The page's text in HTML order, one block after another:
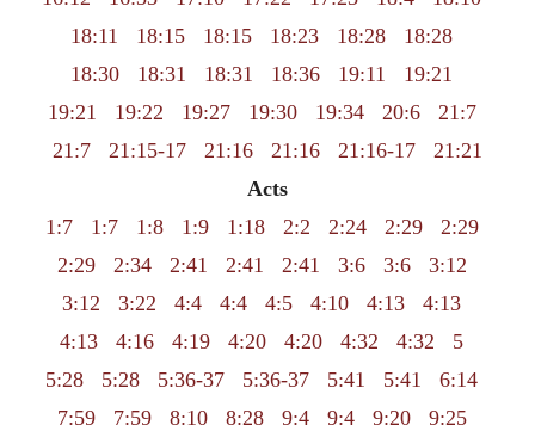
18:11
18:15 18:15 18:23 18:28
18:28
18:30
18:31 18:31 18:36 19:11
19:21
19:21
19:22 19:27 19:30 19:34 20:6
21:7
21:7
21:15-17 21:16 21:16 21:16-17
21:21
Acts
1:7
1:7 1:8 1:9 1:18 2:2 2:24 2:29
2:29
2:29
2:34 2:41 2:41 2:41 3:6 3:6
3:12
3:12
3:22 4:4 4:4 4:5 4:10 4:13
4:13
4:13
4:16 4:19 4:20 4:20 4:32 4:32
5
5:28
5:28 5:36-37 5:36-37 5:41 5:41
6:14
7:59
7:59 8:10 8:28 9:4 9:4 9:20
9:25